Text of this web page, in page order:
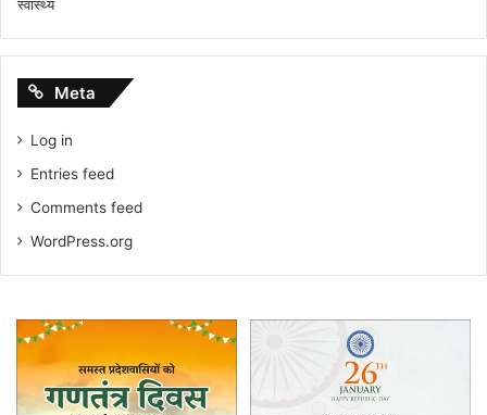
स्वास्थ्य
Meta
Log in
Entries feed
Comments feed
WordPress.org